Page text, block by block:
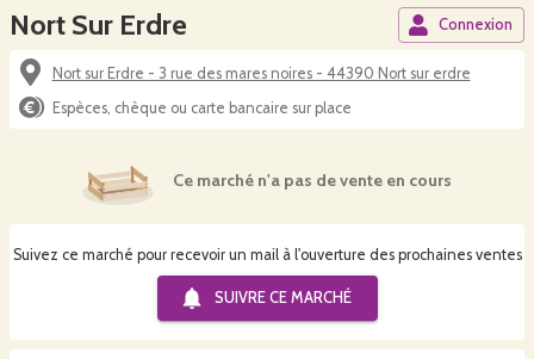
Nort Sur Erdre Connexion
Nort sur Erdre - 3 rue des mares noires - 44390 Nort sur erdre
Espèces, chèque ou carte bancaire sur place
Ce marché n'a pas de vente en cours
Suivez ce marché pour recevoir un mail à l'ouverture des prochaines ventes
SUIVRE CE MARCHÉ